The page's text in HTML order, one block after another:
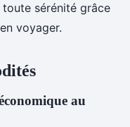
sérénité grâce
voyager.
au